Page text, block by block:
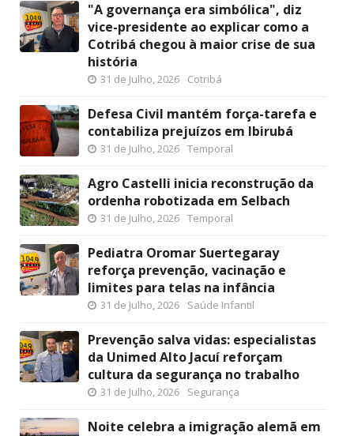
"A governança era simbólica", diz
vice-presidente ao explicar como a
Cotribá chegou à maior crise de sua
história
31 de Julho, 2026 Cotribá
Defesa Civil mantém força-tarefa e
contabiliza prejuízos em Ibirubá
31 de Julho, 2026 Temporal
Agro Castelli inicia reconstrução da
ordenha robotizada em Selbach
31 de Julho, 2026 Temporal
Pediatra Oromar Suertegaray
reforça prevenção, vacinação e
limites para telas na infância
31 de Julho, 2026 Saúde Infantil
Prevenção salva vidas: especialistas
da Unimed Alto Jacuí reforçam
cultura da segurança no trabalho
31 de Julho, 2026 Segurança
Noite celebra a imigração alemã em